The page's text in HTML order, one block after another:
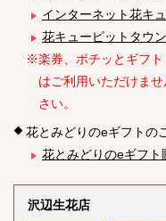
インターネット花キ
花キューピットタウン
※楽券、ポチッとギフト
はご利用いただけま
さい。
花とみどりのeギフトの
花とみどりのeギフト
沢辺生花店